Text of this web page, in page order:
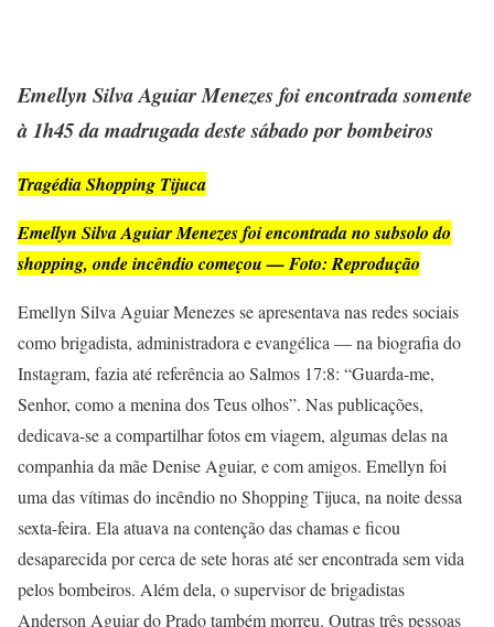
Emellyn Silva Aguiar Menezes foi encontrada somente
à 1h45 da madrugada deste sábado por bombeiros
Tragédia Shopping Tijuca
Emellyn Silva Aguiar Menezes foi encontrada no subsolo do
shopping, onde incêndio começou — Foto: Reprodução
Emellyn Silva Aguiar Menezes se apresentava nas redes sociais
como brigadista, administradora e evangélica — na biografia do
Instagram, fazia até referência ao Salmos 17:8: “Guarda-me,
Senhor, como a menina dos Teus olhos”. Nas publicações,
dedicava-se a compartilhar fotos em viagem, algumas delas na
companhia da mãe Denise Aguiar, e com amigos. Emellyn foi
uma das vítimas do incêndio no Shopping Tijuca, na noite dessa
sexta-feira. Ela atuava na contenção das chamas e ficou
desaparecida por cerca de sete horas até ser encontrada sem vida
pelos bombeiros. Além dela, o supervisor de brigadistas
Anderson Aguiar do Prado também morreu. Outras três pessoas